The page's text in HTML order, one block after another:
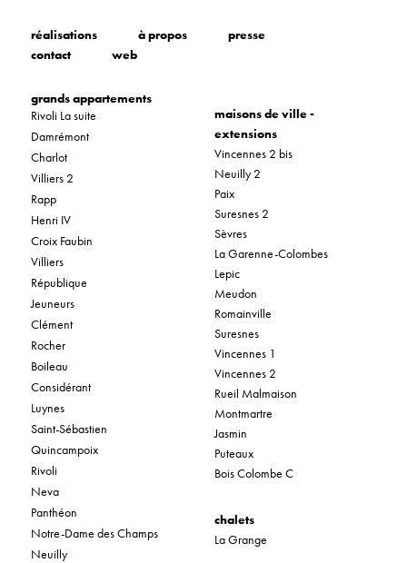
réalisations à propos
presse
contact
web
grands appartements
Rivoli La suite
Damrémont
Charlot
Villiers 2
Rapp
Henri IV
Croix Faubin
Villiers
République
Jeuneurs
Clément
Rocher
Boileau
Considérant
Luynes
Saint-Sébastien
Quincampoix
Rivoli
Neva
Panthéon
Notre-Dame des Champs
Neuilly
maisons de ville -
extensions
Vincennes 2 bis
Neuilly 2
Paix
Suresnes 2
Sèvres
La Garenne-Colombes
Lepic
Meudon
Romainville
Suresnes
Vincennes 1
Vincennes 2
Rueil Malmaison
Montmartre
Jasmin
Puteaux
Bois Colombe C
chalets
La Grange